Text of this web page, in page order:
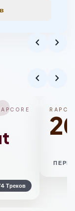
chevron_left chevron_right
chevron_left chevron_right
Треков